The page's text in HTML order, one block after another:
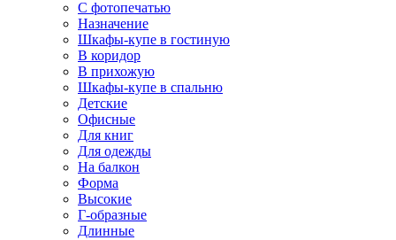
С фотопечатью
Назначение
Шкафы-купе в гостиную
В коридор
В прихожую
Шкафы-купе в спальню
Детские
Офисные
Для книг
Для одежды
На балкон
Форма
Высокие
Г-образные
Длинные